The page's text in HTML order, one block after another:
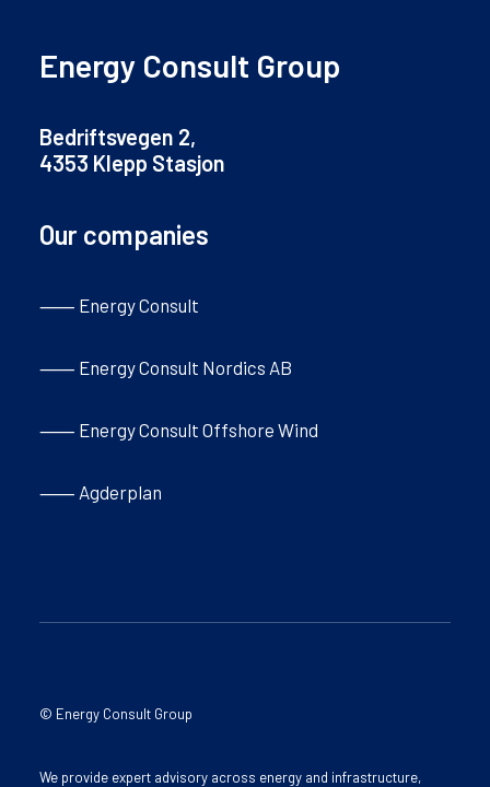
Energy Consult Group
Bedriftsvegen 2,
4353 Klepp Stasjon
Our companies
⸺ Energy Consult
⸺ Energy Consult Nordics AB
⸺ Energy Consult Offshore Wind
⸺ Agderplan
© Energy Consult Group
We provide expert advisory across energy and infrastructure,